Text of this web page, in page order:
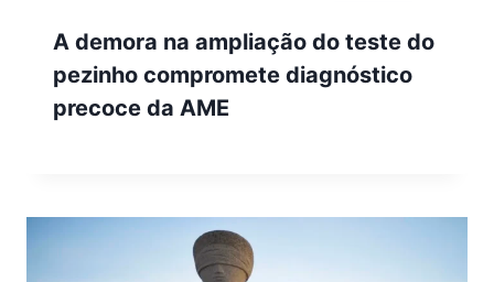
A demora na ampliação do teste do
pezinho compromete diagnóstico
precoce da AME